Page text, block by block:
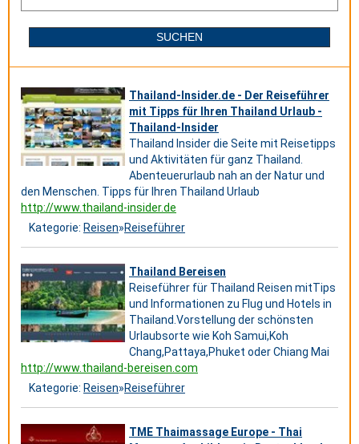
Thailand-Insider.de - Der Reiseführer
mit Tipps für Ihren Thailand Urlaub -
Thailand-Insider
Thailand Insider die Seite mit Reisetipps
und Aktivitäten für ganz Thailand.
Abenteuerurlaub nah an der Natur und
den Menschen. Tipps für Ihren Thailand Urlaub
http://www.thailand-insider.de
Kategorie: Reisen»Reiseführer
Thailand Bereisen
Reiseführer für Thailand Reisen mitTips
und Informationen zu Flug und Hotels in
Thailand.Vorstellung der schönsten
Urlaubsorte wie Koh Samui,Koh
Chang,Pattaya,Phuket oder Chiang Mai
http://www.thailand-bereisen.com
Kategorie: Reisen»Reiseführer
TME Thaimassage Europe - Thai